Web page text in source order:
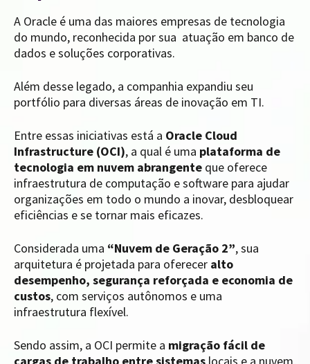
A Oracle é uma das maiores empresas de tecnologia
do mundo, reconhecida por sua atuação em banco de
dados e soluções corporativas.
Além desse legado, a companhia expandiu seu
portfólio para diversas áreas de inovação em TI.
Entre essas iniciativas está a Oracle Cloud
Infrastructure (OCI), a qual é uma plataforma de
tecnologia em nuvem abrangente que oferece
infraestrutura de computação e software para ajudar
organizações em todo o mundo a inovar, desbloquear
eficiências e se tornar mais eficazes.
Considerada uma “Nuvem de Geração 2”, sua
arquitetura é projetada para oferecer alto
desempenho, segurança reforçada e economia de
custos, com serviços autônomos e uma
infraestrutura flexível.
Sendo assim, a OCI permite a migração fácil de